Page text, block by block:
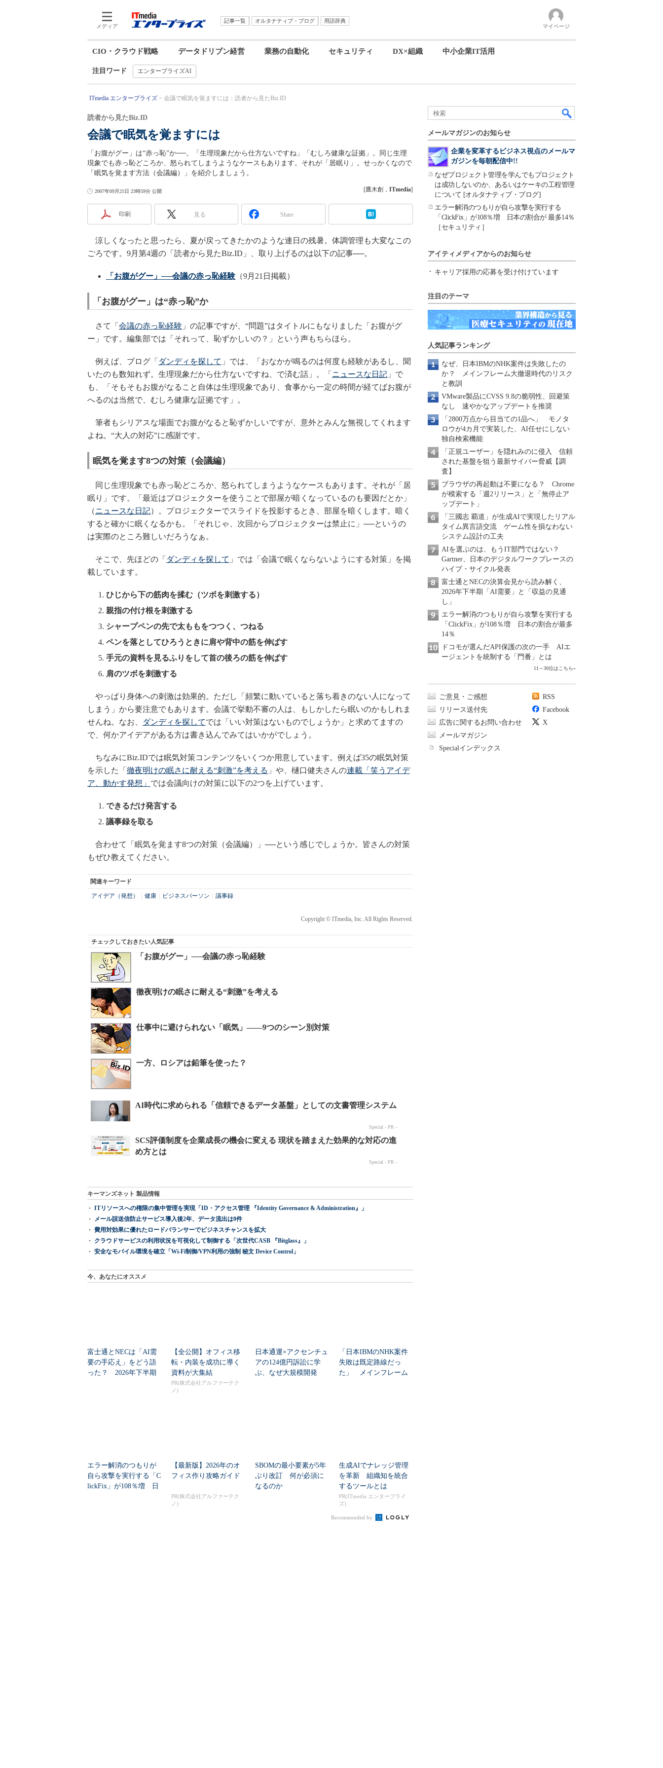
メディア
記事一覧 オルタナティブ・ブログ
用語辞典
マイページ
CIO・クラウド戦略 データドリブン経営 業務の自動化 セキュリティ DX×組織 中小企業IT活用
注目ワード エンタープライズAI
ITmedia エンタープライズ 会議で眠気を覚ますには：読者から見たBiz.ID
会議で眠気を覚ますには
読者から見たBiz.ID
「お腹がグー」は“赤っ恥”か──。「生理現象だから仕方ないですね」「むしろ健康な証拠」。同じ生理
現象でも赤っ恥どころか、怒られてしまうようなケースもあります。それが「居眠り」。せっかくなので
「眠気を覚ます方法（会議編）」を紹介しましょう。
2007年09月21日 23時59分 公開 [鷹木創， ITmedia]
印刷 見る Share
涼しくなったと思ったら、夏が戻ってきたかのような連日の残暑。体調管理も大変なこの
ごろです。9月第4週の「読者から見たBiz.ID」、取り上げるのは以下の記事──。
「お腹がグー」──会議の赤っ恥経験（9月21日掲載）
「お腹がグー」は“赤っ恥”か
さて「 会議の赤っ恥経験 」の記事ですが、“問題”はタイトルにもなりました「お腹がグ
ー」です。編集部では「それって、恥ずかしいの？」という声もちらほら。
例えば、ブログ「 ダンディを探して 」では、「おなかが鳴るのは何度も経験があるし、聞
いたのも数知れず。生理現象だから仕方ないですね、で済む話」。「 ニュースな日記 」で
も、「そもそもお腹がなること自体は生理現象であり、食事から一定の時間が経てばお腹が
へるのは当然で、むしろ健康な証拠です」。
筆者もシリアスな場面でお腹がなると恥ずかしいですが、意外とみんな無視してくれます
よね。“大人の対応”に感謝です。
眠気を覚ます8つの対策（会議編）
同じ生理現象でも赤っ恥どころか、怒られてしまうようなケースもあります。それが「居
眠り」です。「最近はプロジェクターを使うことで部屋が暗くなっているのも要因だとか」
（ニュースな日記）。プロジェクターでスライドを投影するとき、部屋を暗くします。暗く
すると確かに眠くなるかも。「それじゃ、次回からプロジェクターは禁止に」──というの
は実際のところ難しいだろうなぁ。
そこで、先ほどの「 ダンディを探して 」では「会議で眠くならないようにする対策」を掲
載しています。
ひじから下の筋肉を揉む（ツボを刺激する）
親指の付け根を刺激する
シャープペンの先で太ももをつつく、つねる
ペンを落としてひろうときに肩や背中の筋を伸ばす
手元の資料を見るふりをして首の後ろの筋を伸ばす
肩のツボを刺激する
やっぱり身体への刺激は効果的。ただし「頻繁に動いていると落ち着きのない人になって
しまう」から要注意でもあります。会議で挙動不審の人は、もしかしたら眠いのかもしれま
せんね。なお、
ダンディを探してでは「いい対策はないものでしょうか」と求めてますの
で、何かアイデアがある方は書き込んでみてはいかがでしょう。
ちなみにBiz.IDでは眠気対策コンテンツをいくつか用意しています。例えば35の眠気対策
を示した「 徹夜明けの眠さに耐える“刺激”を考える 」や、樋口健夫さんの連載「笑うアイデ
ア、動かす発想」 では会議向けの対策に以下の2つを上げています。
できるだけ発言する
議事録を取る
合わせて「眠気を覚ます8つの対策（会議編）」──という感じでしょうか。皆さんの対策
もぜひ教えてください。
関連キーワード
アイデア（発想） 健康 ビジネスパーソン 議事録
Copyright © ITmedia, Inc. All Rights Reserved.
チェックしておきたい人気記事
「お腹がグー」──会議の赤っ恥経験
徹夜明けの眠さに耐える“刺激”を考える
仕事中に避けられない「眠気」――9つのシーン別対策
一方、ロシアは鉛筆を使った？
キーマンズネット 製品情報
ITリソースへの権限の集中管理を実現「ID・アクセス管理 『Identity Governance & Administration』」
メール誤送信防止サービス導入後2年、データ流出は0件
費用対効果に優れたロードバランサーでビジネスチャンスを拡大
クラウドサービスの利用状況を可視化して制御する「次世代CASB 『Bitglass』」
安全なモバイル環境を確立「Wi-Fi制御/VPN利用の強制 秘文 Device Control」
今、あなたにオススメ
富士通とNECは「AI需
要の手応え」をどう語
った？ 2026年下半期
【全公開】オフィス移
転・内装を成功に導く
資料が大集結
PR(株式会社アルファーテク
ノ)
日本通運×アクセンチュ
アの124億円訴訟に学
ぶ、なぜ大規模開発
「日本IBMのNHK案件
失敗は既定路線だっ
た」 メインフレーム
エラー解消のつもりが
自ら攻撃を実行する「C
lickFix」が108％増 日
【最新版】2026年のオ
フィス作り攻略ガイド
PR(株式会社アルファーテク
ノ)
SBOMの最小要素が5年
ぶり改訂 何が必須に
なるのか
生成AIでナレッジ管理
を革新 組織知を統合
するツールとは
PR(ITmedia エンタープライ
ズ)
Recommended by
メールマガジンのお知らせ
企業を変革するビジネス視点のメールマ
ガジンを毎朝配信中!!
なぜプロジェクト管理を学んでもプロジェクト
は成功しないのか、あるいはケーキの工程管理
について [オルタナティブ・ブログ]
エラー解消のつもりが自ら攻撃を実行する
「ClickFix」が108％増 日本の割合が 最多14％
［セキュリティ］
アイティメディアからのお知らせ
キャリア採用の応募を受け付けています
注目のテーマ
人気記事ランキング
なぜ、日本IBMのNHK案件は失敗したの
か？ メインフレーム大撤退時代のリスク
と教訓
VMware製品にCVSS 9.8の脆弱性、回避策
なし 速やかなアップデートを推奨
「2800万点から目当ての1品へ」 モノタ
ロウが4カ月で実装した、AI任せにしない
独自検索機能
「正規ユーザー」を隠れみのに侵入 信頼
された基盤を狙う最新サイバー脅威【調
査】
ブラウザの再起動は不要になる？ Chrome
が模索する「週2リリース」と「無停止ア
ップデート」
「三國志 覇道」が生成AIで実現したリアル
タイム異言語交流 ゲーム性を損なわない
システム設計の工夫
AIを選ぶのは、もうIT部門ではない？
Gartner、日本のデジタルワークプレースの
ハイプ・サイクル発表
富士通とNECの決算会見から読み解く、
2026年下半期「AI需要」と「収益の見通
し」
エラー解消のつもりが自ら攻撃を実行する
「ClickFix」が108％増 日本の割合が最多
14％
ドコモが選んだAPI保護の次の一手 AIエ
ージェントを統制する「門番」とは
11～30位はこちら»
ご意見・ご感想
リリース送付先
広告に関するお問い合わせ
メールマガジン
Specialインデックス
RSS
Facebook
X